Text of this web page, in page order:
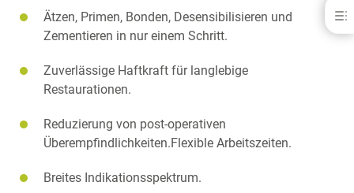
iCEM® Self Adhesive
Ätzen, Primen, Bonden, Desensibilisieren und
Zementieren in nur einem Schritt.
Zuverlässige Haftkraft für langlebige
Restaurationen.
Reduzierung von post-operativen
Überempfindlichkeiten.Flexible Arbeitszeiten.
Breites Indikationsspektrum.